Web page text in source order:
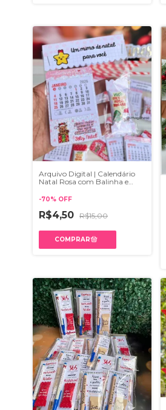
Arquivo Digital | Calendário
Natal Rosa com Balinha e
-70% OFF
R$4,50 R$15,00